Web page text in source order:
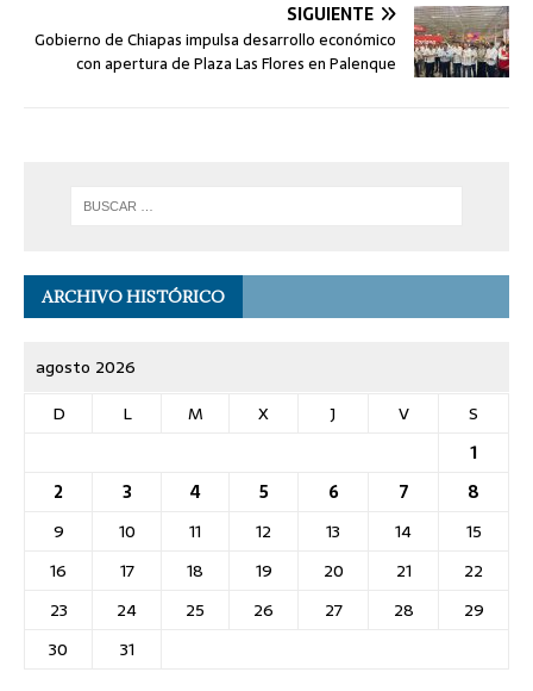
SIGUIENTE
Gobierno de Chiapas impulsa desarrollo económico
con apertura de Plaza Las Flores en Palenque
ARCHIVO HISTÓRICO
agosto 2026
D
L M X J V
S
1
2
3 4 5 6 7
8
9
10 11 12 13 14
15
16
17 18 19 20 21
22
23
24 25 26 27 28
29
30
31